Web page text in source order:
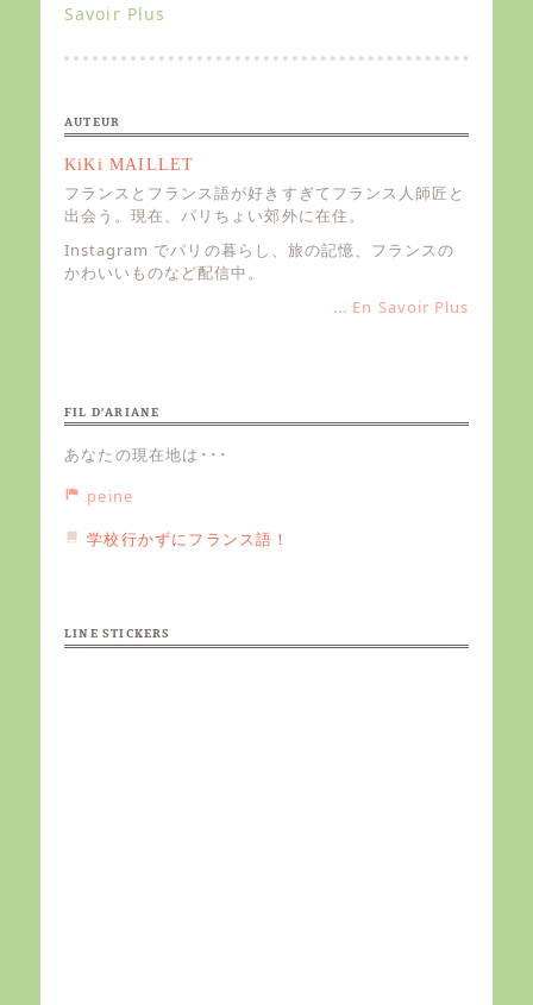
n
Savoir Plus
AUTEUR
KiKi MAILLET
フランスとフランス語が好きすぎてフランス人師匠と
出会う。現在、パリちょい郊外に在住。
Instagram でパリの暮らし、旅の記憶、フランスの
かわいいものなど配信中。
... En Savoir Plus
FIL D’ARIANE
あなたの現在地は･･･
peine
学校行かずにフランス語！
LINE STICKERS